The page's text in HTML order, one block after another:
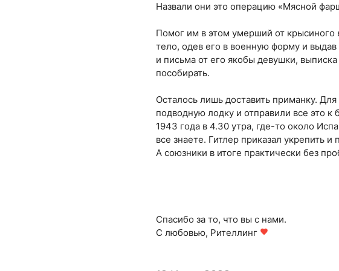
Назвали они это операцию «Мясной
Помог им в этом умерший от крысиного
тело, одев его в военную форму и
и письма от его якобы девушки,
пособирать.
Осталось лишь доставить приманку.
подводную лодку и отправили все это
1943 года в 4.30 утра, где-то около
все знаете. Гитлер приказал укрепить
А союзники в итоге практически без
Спасибо за то, что вы с нами.
С любовью, Рителлинг favorite